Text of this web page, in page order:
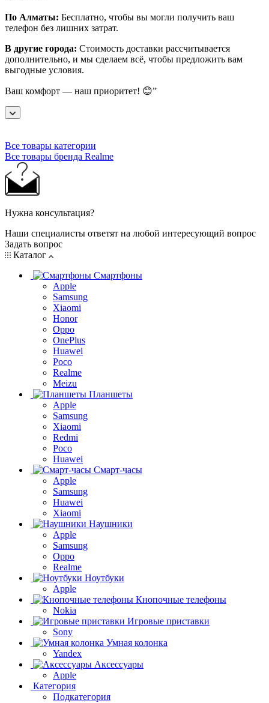
По Алматы: Бесплатно, чтобы вы могли получить ваш
телефон без лишних затрат.
В другие города: Стоимость доставки рассчитывается
дополнительно, и мы сделаем всё, чтобы предложить вам
выгодные условия.
Ваш комфорт — наш приоритет! 😊”
Все товары категории
Все товары бренда Realme
Нужна консультация?
Наши специалисты ответят на любой интересующий вопрос
Задать вопрос
Каталог
Смартфоны
Apple
Samsung
Xiaomi
Honor
Oppo
OnePlus
Huawei
Poco
Realme
Meizu
Планшеты
Apple
Samsung
Xiaomi
Redmi
Poco
Huawei
Смарт-часы
Apple
Samsung
Huawei
Xiaomi
Наушники
Apple
Samsung
Oppo
Realme
Ноутбуки
Apple
Кнопочные телефоны
Nokia
Игровые приставки
Sony
Умная колонка
Yandex
Аксессуары
Apple
Категория
Подкатегория